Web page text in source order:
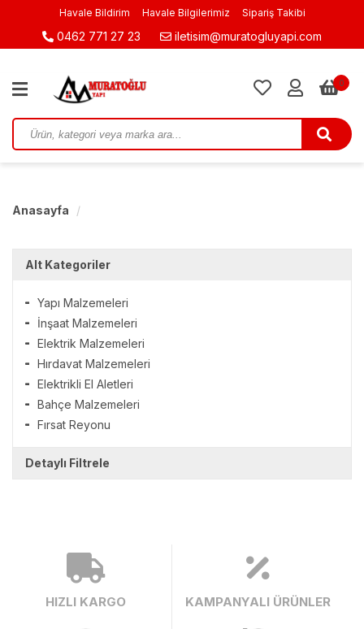
Havale Bildirim Havale Bilgilerimiz Sipariş Takibi
0462 771 27 23 iletisim@muratogluyapi.com
0
Anasayfa
Alt Kategoriler
Yapı Malzemeleri
İnşaat Malzemeleri
Elektrik Malzemeleri
Hırdavat Malzemeleri
Elektrikli El Aletleri
Bahçe Malzemeleri
Fırsat Reyonu
Detaylı Filtrele
HIZLI KARGO KAMPANYALI ÜRÜNLER